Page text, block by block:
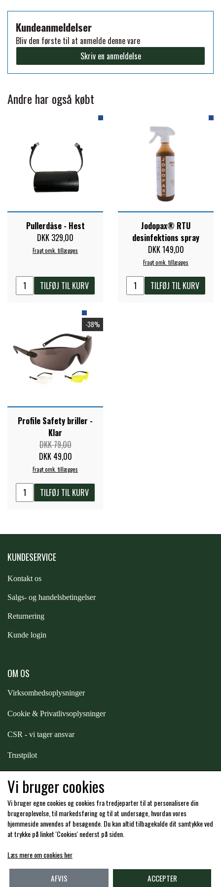
PREMIER EQUINE SADLER
PREMIER EQUINE SADEL TILBEHØR
PREMIER EQUINE SADELUNDERLAG
PREMIER EQUINE PADS
PREMIER EQUINE BENBESKYTTELSE
PREMIER EQUINE TRANSPORT
BESKYTTELSE
PREMIER EQUINE KØLETERAPI
PREMIER EQUINE GROOMING & STALD
PREMIER EQUINE RYTTER
FORAN EQUINE
GP TACK
HEVARI
KÄLLQUIST EQUESTIAN
NAF
PHARMACARE
PREMIER EQUINE
RACING TACK
STUD MUFFIN
QHP -BRANDS OF Q
PREMIER EQUINE INSEKTBESKYTTELSE
Kundeanmeldelser
Bliv den første til at anmelde denne vare
Skriv en anmeldelse
Andre har også købt
Pullerdåse - Hest
DKK 329,00
Fragt omk. tillægges
TILFØJ TIL KURV
Jodopax® RTU
desinfektions spray
DKK 149,00
Fragt omk. tillægges
TILFØJ TIL KURV
-38%
Profile Safety briller -
Klar
DKK 79,00
DKK 49,00
Fragt omk. tillægges
TILFØJ TIL KURV
KUNDESERVICE
Kontakt os
Salgs- og handelsbetingelser
Returnering
Kunde login
OM OS
Virksomhedsoplysninger
Cookie & Privatlivsoplysninger
CSR - vi tager ansvar
Trustpilot
Hos os kan du betale med:
Vi bruger cookies
Vi bruger egne cookies og cookies fra tredjeparter til at personalisere din
brugeroplevelse, til markedsføring og til at undersøge, hvordan vores
hjemmeside anvendes af besøgende. Du kan altid tilbagekalde dit samtykke ved
at trykke på linket 'Cookies' nederst på siden.
Læs mere om cookies her
AFVIS ACCEPTER